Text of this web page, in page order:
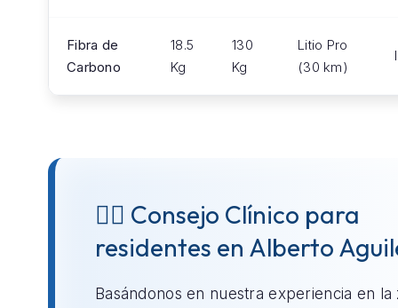
Fibra de
Carbono
18.5
Kg
130
Kg
Litio Pro
(30 km)
👨‍⚕️ Consejo Clínico para
residentes en Alberto
Basándonos en nuestra experiencia en la